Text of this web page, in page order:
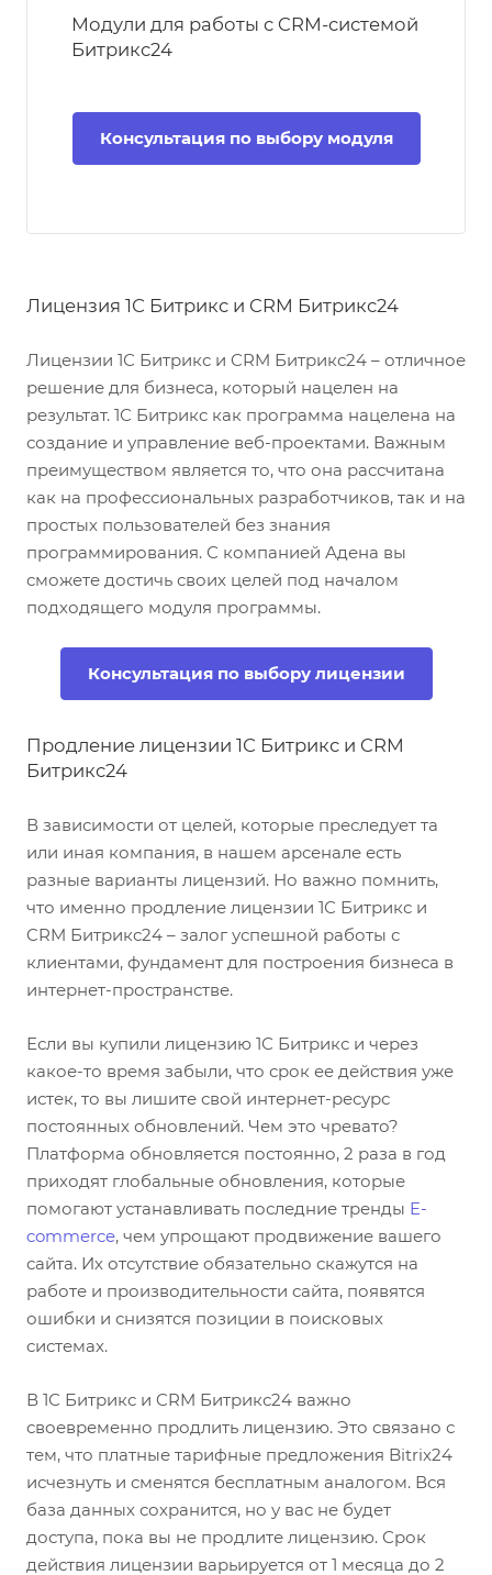
Модули для работы с CRM-системой
Битрикс24
Консультация по выбору модуля
Лицензия 1С Битрикс и CRM Битрикс24
Лицензии 1С Битрикс и CRM Битрикс24 – отличное
решение для бизнеса, который нацелен на
результат. 1С Битрикс как программа нацелена на
создание и управление веб-проектами. Важным
преимуществом является то, что она рассчитана
как на профессиональных разработчиков, так и на
простых пользователей без знания
программирования. С компанией Адена вы
сможете достичь своих целей под началом
подходящего модуля программы.
Консультация по выбору лицензии
Продление лицензии 1С Битрикс и CRM
Битрикс24
В зависимости от целей, которые преследует та
или иная компания, в нашем арсенале есть
разные варианты лицензий. Но важно помнить,
что именно продление лицензии 1С Битрикс и
CRM Битрикс24 – залог успешной работы с
клиентами, фундамент для построения бизнеса в
интернет-пространстве.
Если вы купили лицензию 1С Битрикс и через
какое-то время забыли, что срок ее действия уже
истек, то вы лишите свой интернет-ресурс
постоянных обновлений. Чем это чревато?
Платформа обновляется постоянно, 2 раза в год
приходят глобальные обновления, которые
помогают устанавливать последние тренды E-
commerce, чем упрощают продвижение вашего
сайта. Их отсутствие обязательно скажутся на
работе и производительности сайта, появятся
ошибки и снизятся позиции в поисковых
системах.
В 1С Битрикс и CRM Битрикс24 важно
своевременно продлить лицензию. Это связано с
тем, что платные тарифные предложения Bitrix24
исчезнуть и сменятся бесплатным аналогом. Вся
база данных сохранится, но у вас не будет
доступа, пока вы не продлите лицензию. Срок
действия лицензии варьируется от 1 месяца до 2